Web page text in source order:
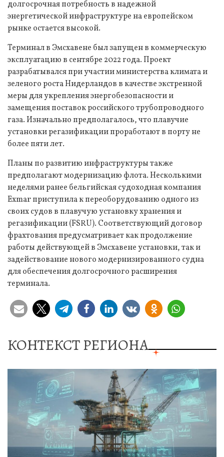
долгосрочная потребность в надежной
энергетической инфраструктуре на европейском
рынке остается высокой.
Терминал в Эмсхавене был запущен в коммерческую
эксплуатацию в сентябре 2022 года. Проект
разрабатывался при участии министерства климата и
зеленого роста Нидерландов в качестве экстренной
меры для укрепления энергобезопасности и
замещения поставок российского трубопроводного
газа. Изначально предполагалось, что плавучие
установки регазификации проработают в порту не
более пяти лет.
Планы по развитию инфраструктуры также
предполагают модернизацию флота. Несколькими
неделями ранее бельгийская судоходная компания
Exmar приступила к переоборудованию одного из
своих судов в плавучую установку хранения и
регазификации (FSRU). Соответствующий договор
фрахтования предусматривает как продолжение
работы действующей в Эмсхавене установки, так и
задействование нового модернизированного судна
для обеспечения долгосрочного расширения
терминала.
КОНТЕКСТ РЕГИОНА